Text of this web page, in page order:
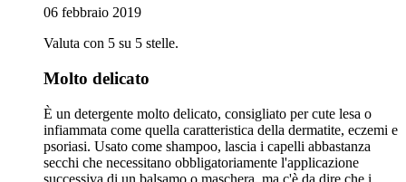
06 febbraio 2019
Valuta con 5 su 5 stelle.
Molto delicato
È un detergente molto delicato, consigliato per cute lesa o
infiammata come quella caratteristica della dermatite, eczemi e
psoriasi. Usato come shampoo, lascia i capelli abbastanza
secchi che necessitano obbligatoriamente l'applicazione
successiva di un balsamo o maschera, ma c'è da dire che i